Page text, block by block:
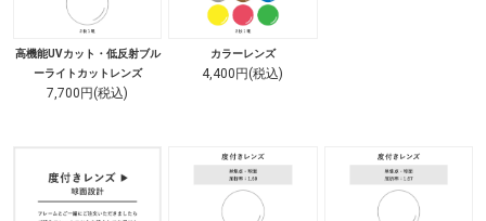
高機能UVカット・低反射ブル
ーライトカットレンズ
7,700円(税込)
カラーレンズ
4,400円(税込)